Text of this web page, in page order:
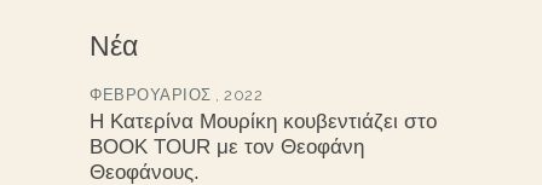
Νέα
ΦΕΒΡΟΥΆΡΙΟΣ , 2022
Η Κατερίνα Μουρίκη κουβεντιάζει στο
BOOK TOUR με τον Θεοφάνη
Θεοφάνους.